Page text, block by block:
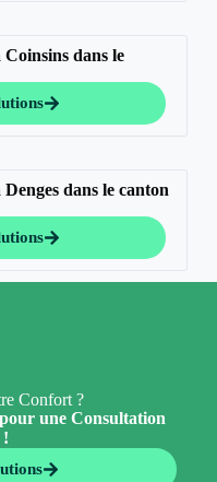
dans le
dans le canton
Confort ?
une Consultation
!